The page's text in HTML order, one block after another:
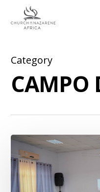
Hit enter to search
Category
CAMPO